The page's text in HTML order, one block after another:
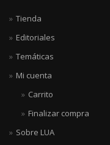
Tienda
Editoriales
Temáticas
Mi cuenta
Carrito
Finalizar compra
Sobre LUA